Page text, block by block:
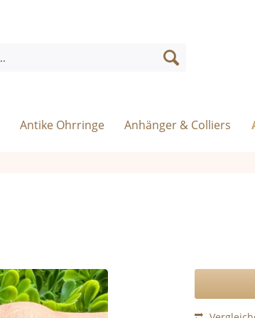
Antike Ohrringe Anhänger & Colliers